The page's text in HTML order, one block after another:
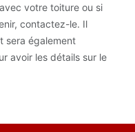
votre toiture ou si
contactez-le. Il
sera également
avoir les détails sur le